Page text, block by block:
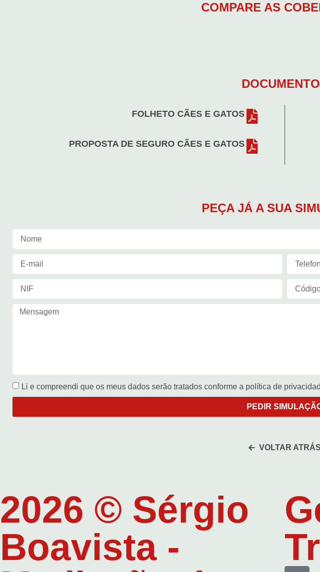
COMPARE AS
FOLHETO CÃES E GATOS
PROPOSTA DE SEGURO CÃES E GATOS
PEÇA JÁ A SUA
Li e compreendi que os meus dados serão tratados conforme a política de
PEDIR
VOLTAR ATRÁS
2026 © Sérgio
Boavista -